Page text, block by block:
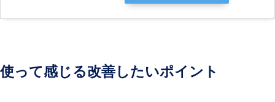
使って感じる改善したいポイント